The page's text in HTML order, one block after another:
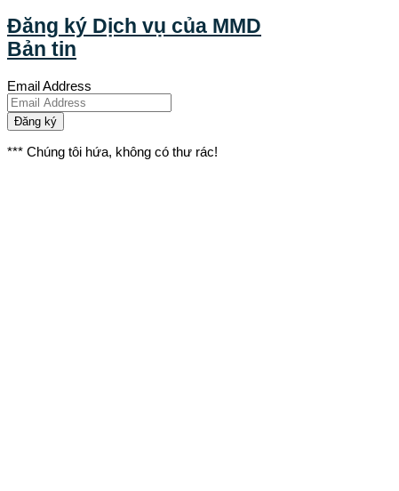
Đăng ký Dịch vụ của MMD
Bản tin
Email Address
Đăng ký
*** Chúng tôi hứa, không có thư rác!